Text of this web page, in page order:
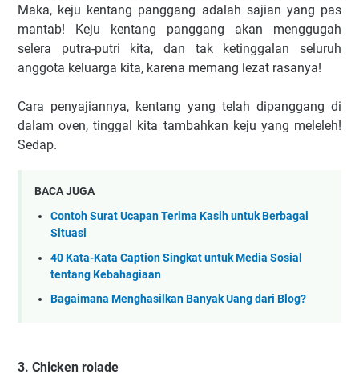
Maka, keju kentang panggang adalah sajian yang pas
mantab! Keju kentang panggang akan menggugah
selera putra-putri kita, dan tak ketinggalan seluruh
anggota keluarga kita, karena memang lezat rasanya!
Cara penyajiannya, kentang yang telah dipanggang di
dalam oven, tinggal kita tambahkan keju yang meleleh!
Sedap.
BACA JUGA
Contoh Surat Ucapan Terima Kasih untuk Berbagai
Situasi
40 Kata-Kata Caption Singkat untuk Media Sosial
tentang Kebahagiaan
Bagaimana Menghasilkan Banyak Uang dari Blog?
3. Chicken rolade